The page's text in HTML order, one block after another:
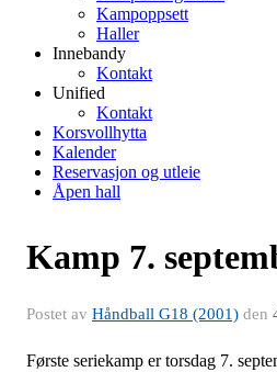
Kampoppsett
Haller
Innebandy
Kontakt
Unified
Kontakt
Korsvollhytta
Kalender
Reservasjon og utleie
Åpen hall
Kamp 7.
Postet av Håndball G18 (2001) den
Første seriekamp er torsdag 7.